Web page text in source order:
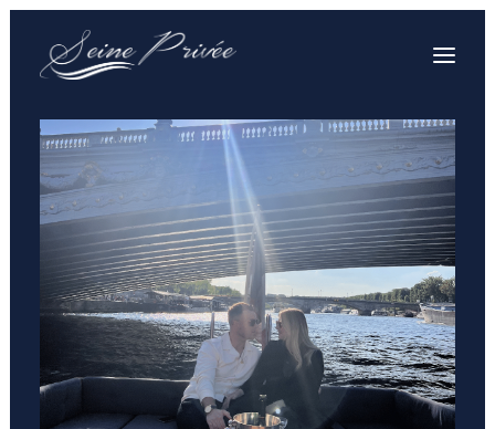
VOTRE CROISIÈRE
VOTRE BATEAU PRIVÉ
PRESTATIONS & TARIFS
SOUVENIRS
VOS QUESTIONS
CONTACT